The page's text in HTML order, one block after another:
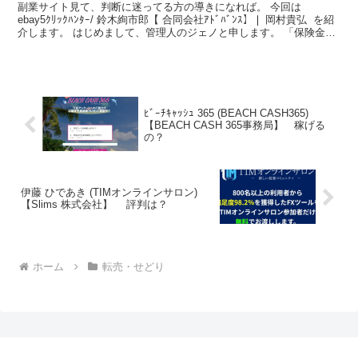
副業サイト見て、判断に迷ってる方の導きになれば。 今回は
ebay5ｸﾘｯｸﾊﾝﾀｰ/ 鈴木絢市郎【 合同会社ｱﾄﾞﾊﾞﾝｽ】❘ 岡村貴弘 を紹
介します。 はじめまして、管理人のジェノと申します。 「保険金受
ﾋﾞｰﾁｷｬｯｼｭ 365 (BEACH CASH365)
【BEACH CASH 365事務局】 稼げる
の？
伊藤 ひであき (TIMオンラインサロン)
【Slims 株式会社】 評判は？
ホーム 転売・せどり